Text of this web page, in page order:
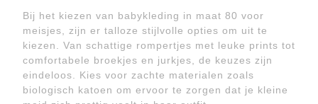
Bij het kiezen van babykleding in maat 80 voor
meisjes, zijn er talloze stijlvolle opties om uit te
kiezen. Van schattige rompertjes met leuke prints tot
comfortabele broekjes en jurkjes, de keuzes zijn
eindeloos. Kies voor zachte materialen zoals
biologisch katoen om ervoor te zorgen dat je kleine